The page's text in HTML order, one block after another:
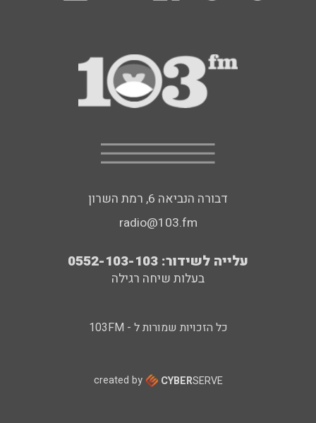
דבורה הנביאה 6, רמת השרון
radio@103.fm
עלייה לשידור: 0552-103-103
בעלות שיחה רגילה
כל הזכויות שמורות ל - 103FM
created by CYBERSERVE